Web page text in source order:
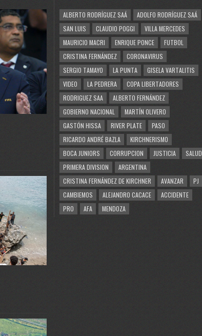
ALBERTO RODRÍGUEZ SAÁ
ADOLFO RODRÍGUEZ SAÁ
SAN LUIS
CLAUDIO POGGI
VILLA MERCEDES
MAURICIO MACRI
ENRIQUE PONCE
FUTBOL
CRISTINA FERNÁNDEZ
CORONAVIRUS
SERGIO TAMAYO
LA PUNTA
GISELA VARTALITIS
VIDEO
LA PEDRERA
COPA LIBERTADORES
RODRIGUEZ SAA
ALBERTO FERNÁNDEZ
GOBIERNO NACIONAL
MARTÍN OLIVERO
GASTÓN HISSA
RIVER PLATE
PASO
RICARDO ANDRÉ BAZLA
KIRCHNERISMO
BOCA JUNIORS
CORRUPCION JUSTICIA
SALUD
PRIMERA DIVISION
ARGENTINA
CRISTINA FERNÁNDEZ DE KIRCHNER
AVANZAR
PJ
CAMBIEMOS
ALEJANDRO CACACE
ACCIDENTE
PRO
AFA MENDOZA